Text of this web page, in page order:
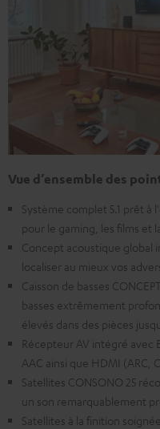
Vue d’ensemble des
Système complet 5.1 prêt
pour le gaming, les films et
Concept acoustique global
localiser au mieux vos
Caisson de basses
basses extrêmement
élevés dans des pièces
Récepteur AV intégré
AAC ainsi que HDMI (ARC,
Satellites CONSONO 25
un son remarquablement
Satellites à la finition